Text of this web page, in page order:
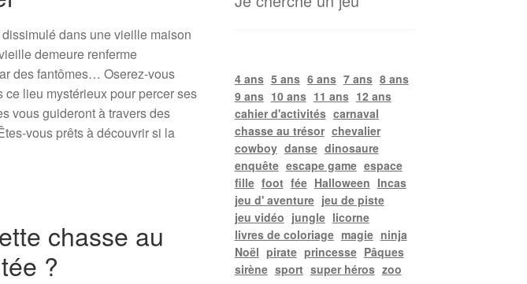
dans une vieille maison
demeure renferme
des fantômes… Oserez-vous
lieu mystérieux pour percer ses
vous guideront à travers des
vous prêts à découvrir si la
chasse au
?
4 ans 5 ans 6 ans 7 ans 8 ans
9 ans 10 ans 11 ans 12 ans
cahier d'activités carnaval
chasse au trésor chevalier
cowboy danse dinosaure
enquête escape game espace
fille foot fée Halloween Incas
jeu d' aventure jeu de piste
jeu vidéo jungle licorne
livres de coloriage magie ninja
Noël pirate princesse Pâques
sirène sport super héros zoo